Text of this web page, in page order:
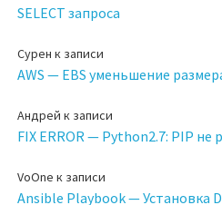
SELECT запроса
Сурен к записи
AWS — EBS уменьшение
Андрей к записи
FIX ERROR — Python2.7: PIP не
VoOne к записи
Ansible Playbook — Установка